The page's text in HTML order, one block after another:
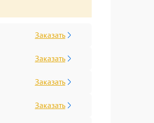
Заказать
Заказать
Заказать
Заказать